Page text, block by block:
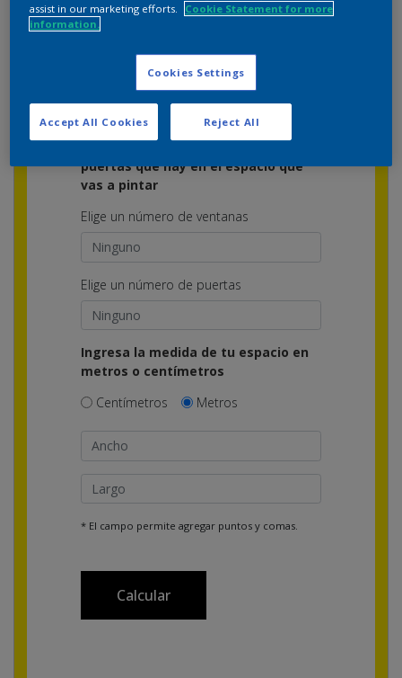
Total medida
Elige el número de ventanas y
puertas que hay en el espacio que
vas a pintar
Elige un número de ventanas
Elige un número de puertas
Ingresa la medida de tu espacio en
metros o centímetros
Centímetros
Metros
* El campo permite agregar puntos y comas.
Calcular
assist in our marketing efforts.
Cookie Statement for more
information.
Cookies Settings
Reject All
Accept All Cookies